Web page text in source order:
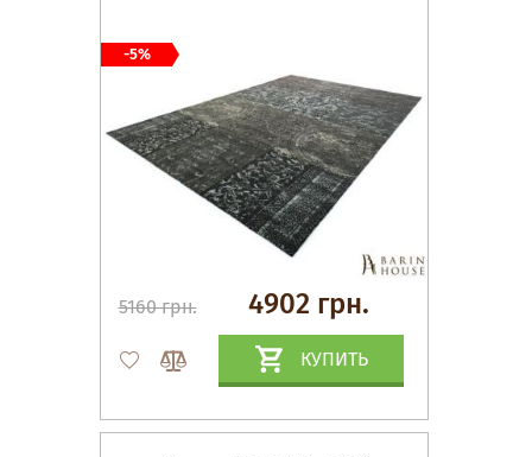
5160 грн. 4902 грн.
КУПИТЬ
-5%